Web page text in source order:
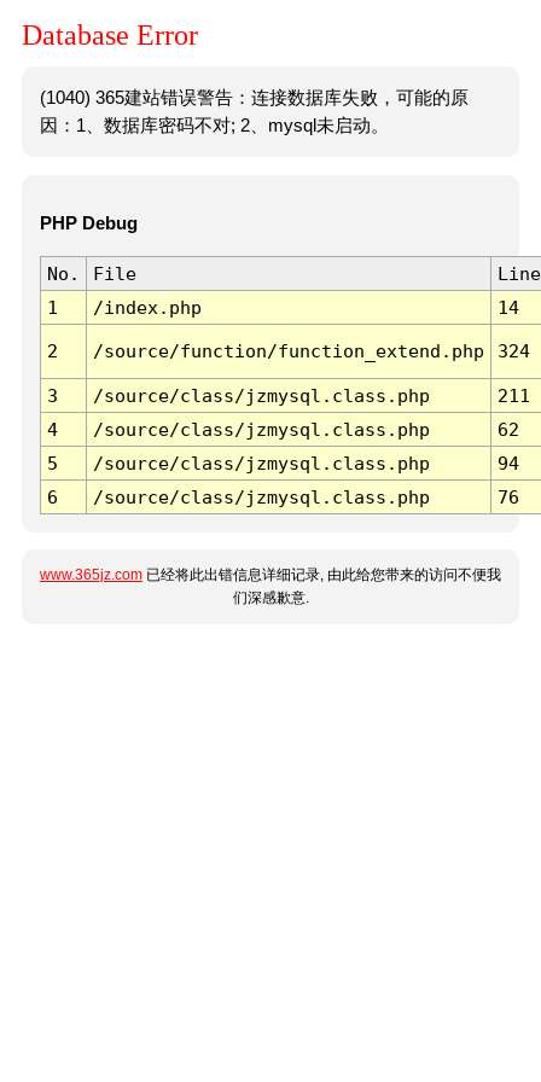
Database Error
(1040) 365建站错误警告：连接数据库失败，可能的原
因：1、数据库密码不对; 2、mysql未启动。
PHP Debug
No. File
Line
1
/index.php 14
2 /source/function/function_extend.php 324
3 /source/class/jzmysql.class.php
211
4
/source/class/jzmysql.class.php
62
5
/source/class/jzmysql.class.php
94
6
/source/class/jzmysql.class.php 76
www.365jz.com 已经将此出错信息详细记录, 由此给您带来的访问不便我
们深感歉意.